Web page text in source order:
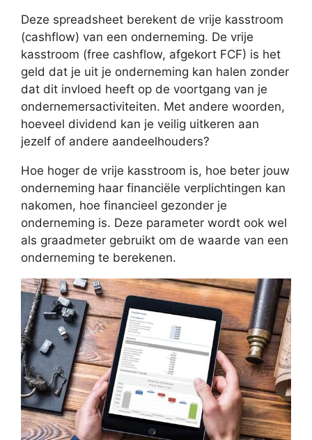
Deze spreadsheet berekent de vrije kasstroom
(cashflow) van een onderneming. De vrije
kasstroom (free cashflow, afgekort FCF) is het
geld dat je uit je onderneming kan halen zonder
dat dit invloed heeft op de voortgang van je
ondernemersactiviteiten. Met andere woorden,
hoeveel dividend kan je veilig uitkeren aan
jezelf of andere aandeelhouders?
Hoe hoger de vrije kasstroom is, hoe beter jouw
onderneming haar financiële verplichtingen kan
nakomen, hoe financieel gezonder je
onderneming is. Deze parameter wordt ook wel
als graadmeter gebruikt om de waarde van een
onderneming te berekenen.